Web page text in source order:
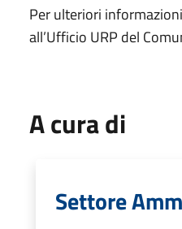
Per ulteriori
all’Ufficio URP del
A cura di
Settore